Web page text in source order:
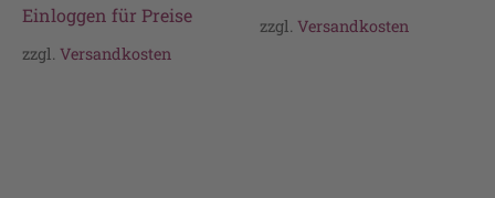
Einloggen für Preise
zzgl. Versandkosten
zzgl.Versandkosten